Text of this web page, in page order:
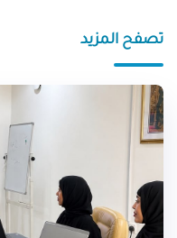
تصفح المزيد